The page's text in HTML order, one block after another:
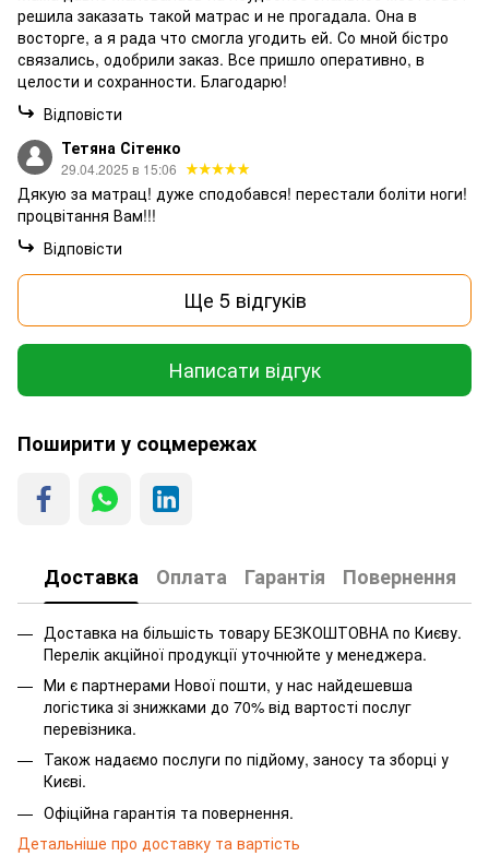
решила заказать такой матрас и не прогадала. Она в
восторге, а я рада что смогла угодить ей. Со мной бістро
связались, одобрили заказ. Все пришло оперативно, в
целости и сохранности. Благодарю!
Відповісти
Тетяна Сітенко
29.04.2025 в 15:06
Дякую за матрац! дуже сподобався! перестали боліти ноги!
процвітання Вам!!!
Відповісти
Ще 5 відгуків
Написати відгук
Поширити у соцмережах
Доставка Оплата Гарантія Повернення
Доставка на більшість товару БЕЗКОШТОВНА по Києву.
Перелік акційної продукції уточнюйте у менеджера.
Ми є партнерами Нової пошти, у нас найдешевша
логістика зі знижками до 70% від вартості послуг
перевізника.
Також надаємо послуги по підйому, заносу та зборці у
Києві.
Офіційна гарантія та повернення.
Детальніше про доставку та вартість